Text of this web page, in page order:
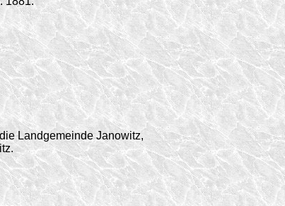
Landgemeinde Janowitz,